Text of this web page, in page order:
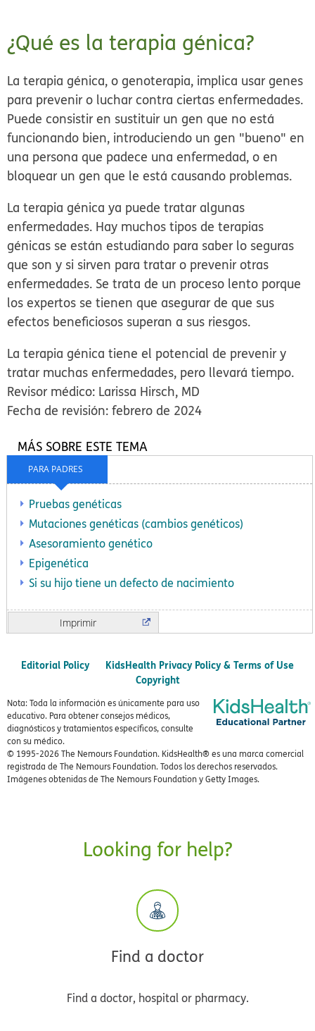
¿Qué es la terapia génica?
La terapia génica, o genoterapia, implica usar genes
para prevenir o luchar contra ciertas enfermedades.
Puede consistir en sustituir un gen que no está
funcionando bien, introduciendo un gen "bueno" en
una persona que padece una enfermedad, o en
bloquear un gen que le está causando problemas.
La terapia génica ya puede tratar algunas
enfermedades. Hay muchos tipos de terapias
génicas se están estudiando para saber lo seguras
que son y si sirven para tratar o prevenir otras
enfermedades. Se trata de un proceso lento porque
los expertos se tienen que asegurar de que sus
efectos beneficiosos superan a sus riesgos.
La terapia génica tiene el potencial de prevenir y
tratar muchas enfermedades, pero llevará tiempo.
Revisor médico: Larissa Hirsch, MD
Fecha de revisión: febrero de 2024
PARA PADRES
MÁS SOBRE ESTE TEMA
Pruebas genéticas
Mutaciones genéticas (cambios genéticos)
Asesoramiento genético
Epigenética
Si su hijo tiene un defecto de nacimiento
Imprimir
Editorial Policy
KidsHealth Privacy Policy & Terms of Use
Copyright
Nota: Toda la información es únicamente para uso
educativo. Para obtener consejos médicos,
diagnósticos y tratamientos específicos, consulte
con su médico.
© 1995-2026 The Nemours Foundation. KidsHealth® es una marca comercial
registrada de The Nemours Foundation. Todos los derechos reservados.
Imágenes obtenidas de The Nemours Foundation y Getty Images.
Looking for help?
Find a doctor
Find a doctor, hospital or pharmacy.